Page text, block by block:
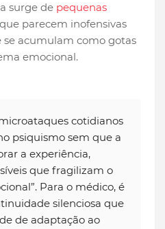
surge de pequenas
que parecem inofensivas
se acumulam como gotas
emocional.
cotidianos
psiquismo sem que a
a experiência,
que fragilizam o
Para o médico, é
silenciosa que
de adaptação ao